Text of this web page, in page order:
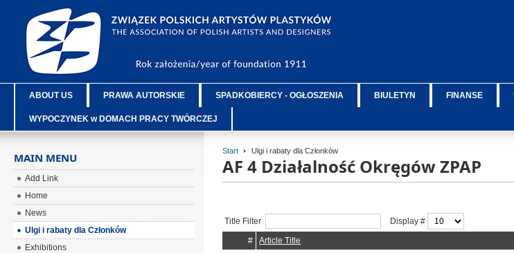
ABOUT US PRAWA AUTORSKIE SPADKOBIERCY - OGŁOSZENIA BIULETYN FINANSE
WYPOCZYNEK w DOMACH PRACY TWÓRCZEJ
Start Ulgi i rabaty dla Członków
AF 4 Działalność Okręgów ZPAP
Title Filter
Display #
#
Article Title
MAIN MENU
Add Link
Home
News
Ulgi i rabaty dla Członków
Exhibitions